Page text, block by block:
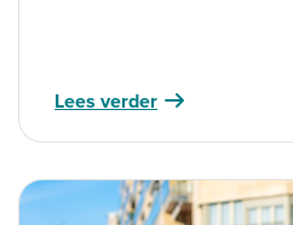
terug te kijken voor
Lees verder